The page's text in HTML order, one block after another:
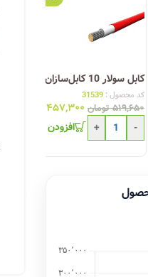
کابل سولار 10 کابل‌سازان یزد N2XH
کد محصول : 31539
۵۱۹,۶۵۰ تومان ۴۵۷,۳۰۰
-
+ افزودن به سبد خرید